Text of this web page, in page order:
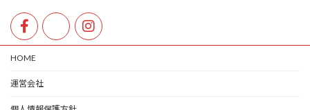
HOME
運営会社